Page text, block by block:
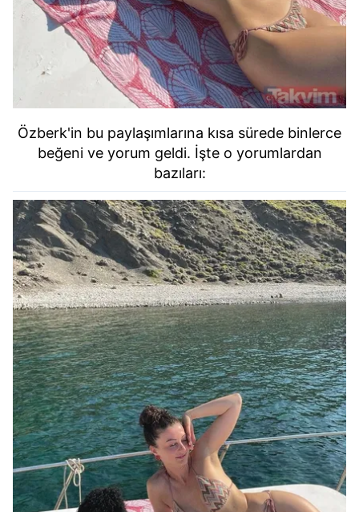
Özberk'in bu paylaşımlarına kısa sürede binlerce
beğeni ve yorum geldi. İşte o yorumlardan
bazıları: